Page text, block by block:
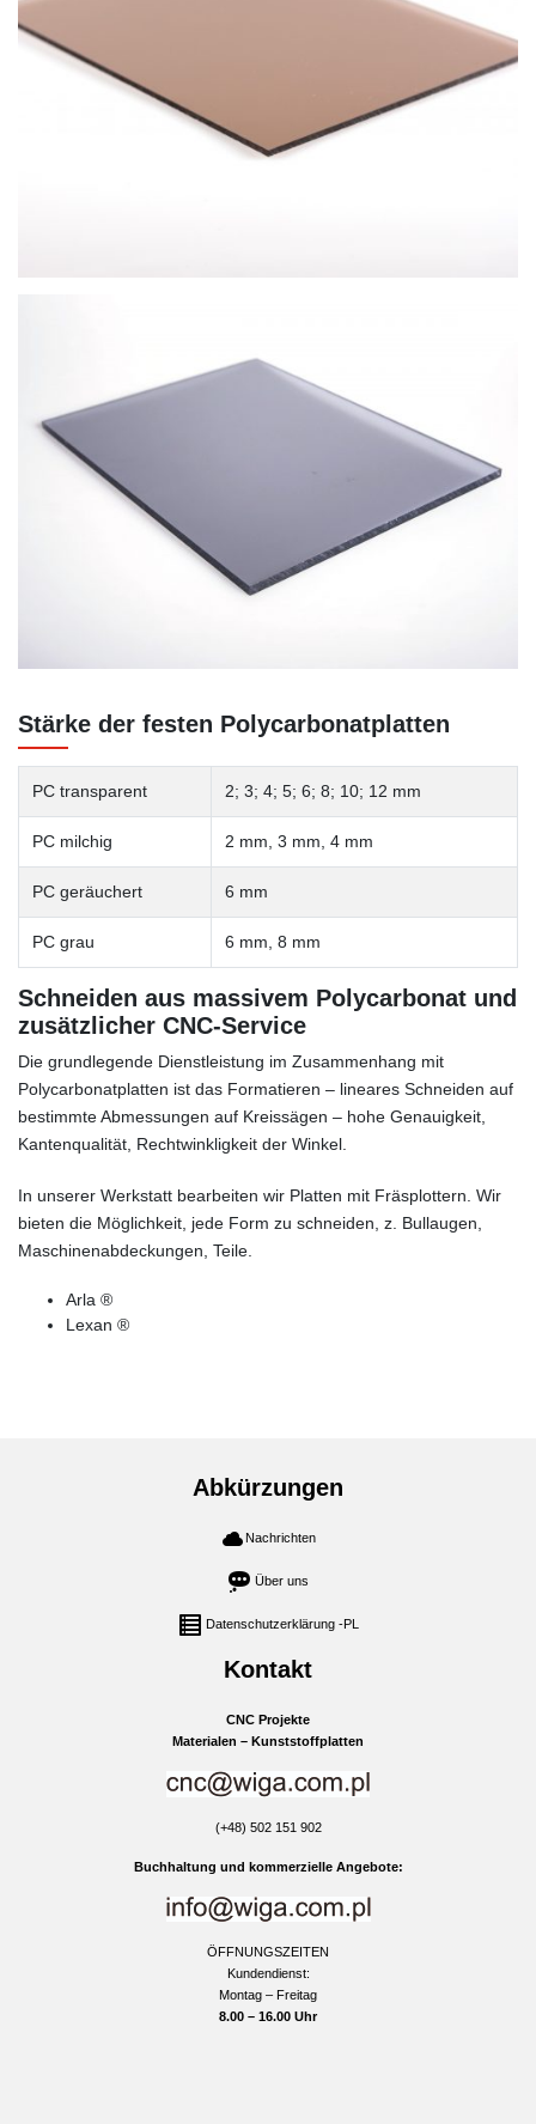
Stärke der festen Polycarbonatplatten
PC transparent 2; 3; 4; 5; 6; 8; 10; 12 mm
PC milchig 2 mm, 3 mm, 4 mm
PC geräuchert 6 mm
PC grau 6 mm, 8 mm
Schneiden aus massivem Polycarbonat und
zusätzlicher CNC-Service
Die grundlegende Dienstleistung im Zusammenhang mit
Polycarbonatplatten ist das Formatieren – lineares Schneiden auf
bestimmte Abmessungen auf Kreissägen – hohe Genauigkeit,
Kantenqualität, Rechtwinkligkeit der Winkel.
In unserer Werkstatt bearbeiten wir Platten mit Fräsplottern. Wir
bieten die Möglichkeit, jede Form zu schneiden, z. Bullaugen,
Maschinenabdeckungen, Teile.
Arla ®
Lexan ®
Kontakt
CNC Projekte
Materialen – Kunststoffplatten
(+48) 502 151 902
Buchhaltung und kommerzielle Angebote:
ÖFFNUNGSZEITEN
Kundendienst:
Montag – Freitag
8.00 – 16.00 Uhr
Abkürzungen
Nachrichten
Über uns
Datenschutzerklärung -PL